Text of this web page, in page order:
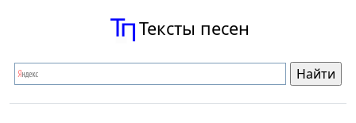
Тексты песен